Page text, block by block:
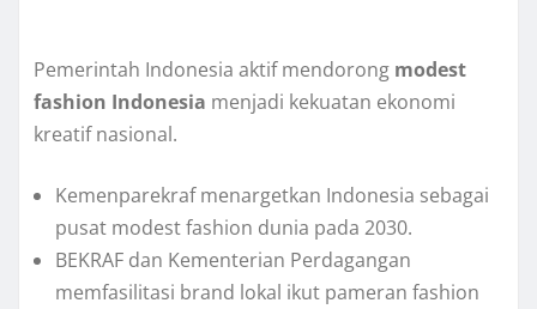
Pemerintah Indonesia aktif mendorong modest
fashion Indonesia menjadi kekuatan ekonomi
kreatif nasional.
Kemenparekraf menargetkan Indonesia sebagai
pusat modest fashion dunia pada 2030.
BEKRAF dan Kementerian Perdagangan
memfasilitasi brand lokal ikut pameran fashion